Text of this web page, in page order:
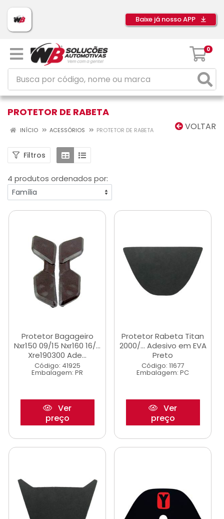
Baixe já nosso APP
0
PROTETOR DE RABETA
VOLTAR
INÍCIO ACESSÓRIOS PROTETOR DE RABETA
Filtros
4 produtos ordenados por:
Protetor Bagageiro
Nxr150 09/15 Nxr160 16/...
Xre190300 Ade...
Código: 41925
Embalagem: PR
Ver
preço
Protetor Rabeta Titan
2000/... Adesivo em EVA
Preto
Código: 11677
Embalagem: PC
Ver
preço